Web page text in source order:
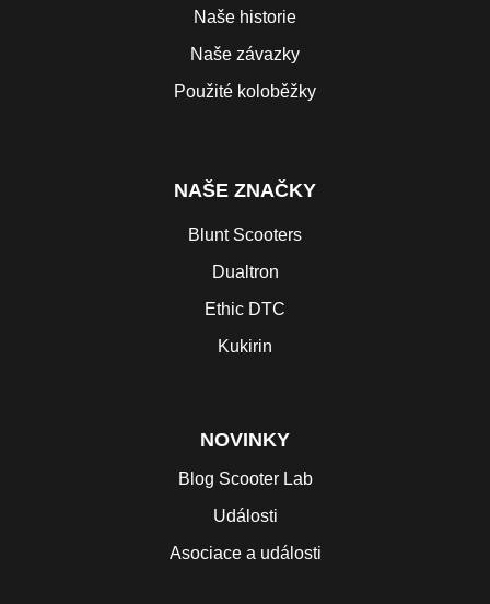
Naše historie
Naše závazky
Použité koloběžky
NAŠE ZNAČKY
Blunt Scooters
Dualtron
Ethic DTC
Kukirin
NOVINKY
Blog Scooter Lab
Události
Asociace a události